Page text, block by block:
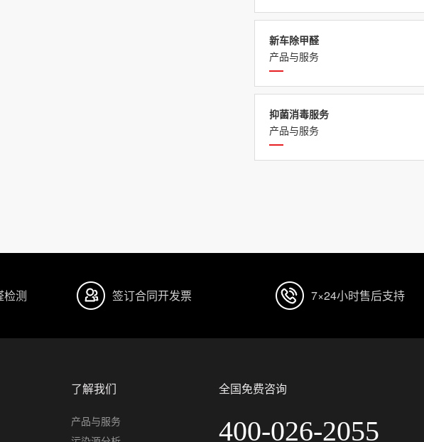
新车除甲醛
产品与服务
抑菌消毒服务
产品与服务
检测 签订合同开发票 7×24小时售后支持
了解我们
产品与服务
全国免费咨询
400-026-2055